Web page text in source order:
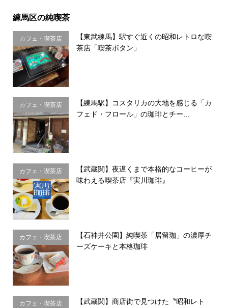
練馬区の純喫茶
カフェ・喫茶店
【東武練馬】駅すぐ近くの昭和レトロな喫
茶店「喫茶ボタン」
カフェ・喫茶店
【練馬駅】コスタリカの大地を感じる「カ
フェド・フロール」の珈琲とチー...
カフェ・喫茶店
【武蔵関】夜遅くまで本格的なコーヒーが
味わえる喫茶店『実川珈琲』
カフェ・喫茶店
【石神井公園】純喫茶「居留珈」の濃厚チ
ーズケーキと本格珈琲
カフェ・喫茶店
【武蔵関】商店街で見つけた〝昭和レト